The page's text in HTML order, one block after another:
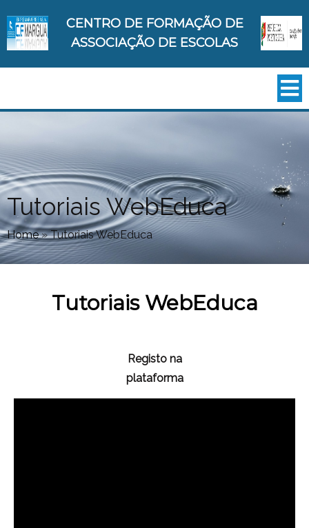
CENTRO DE FORMAÇÃO DE
ASSOCIAÇÃO DE ESCOLAS
Tutoriais WebEduca
Home»Tutoriais WebEduca
Tutoriais WebEduca
Registo na
plataforma